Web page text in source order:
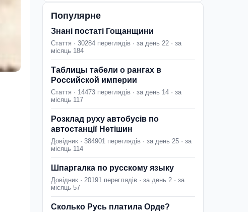
Популярне
Знані постаті Гощанщини
Стаття · 30284 переглядів · за день 22 · за
місяць 184
Таблицы табели о рангах в
Российской империи
Стаття · 14473 переглядів · за день 14 · за
місяць 117
Розклад руху автобусів по
автостанції Нетішин
Довідник · 384901 переглядів · за день 25 · за
місяць 114
Шпаргалка по русскому языку
Довідник · 20191 переглядів · за день 2 · за
місяць 57
Сколько Русь платила Орде?